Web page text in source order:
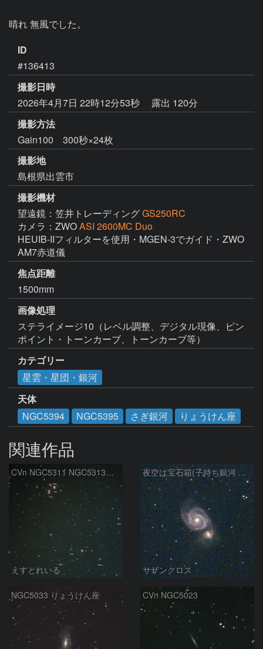
ID
#136413
撮影日時
2026年4月7日 22時12分53秒
露出 120分
撮影方法
Gain100 300秒×24枚
撮影地
島根県出雲市
撮影機材
望遠鏡：笠井トレーディングGS250RC
カメラ：ZWOASI 2600MC Duo
HEUIB-IIフィルターを使用・MGEN-3でガイド・ZWO
AM7赤道儀
焦点距離
1500mm
画像処理
ステライメージ10（レベル調整、デジタル現像、ピン
ポイント・トーンカーブ、トーンカーブ等）
カテゴリー
星雲・星団・銀河
天体
NGC5394
NGC5395 さぎ銀河 りょうけん座
関連作品
CVn NGC5311 NGC5313付近
えすとれいる
夜空は宝石箱(子持ち銀河 M51) Seestar50
サザンクロス
NGC5033 りょうけん座 CVn NGC5023